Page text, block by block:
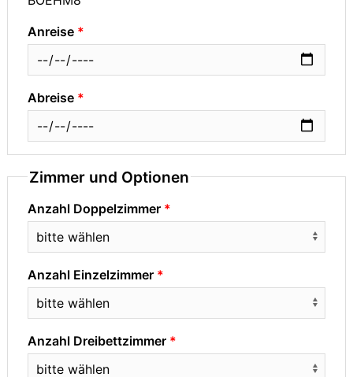
Anreise
Abreise
Zimmer und Optionen
Anzahl Doppelzimmer
Anzahl Einzelzimmer
Anzahl Dreibettzimmer